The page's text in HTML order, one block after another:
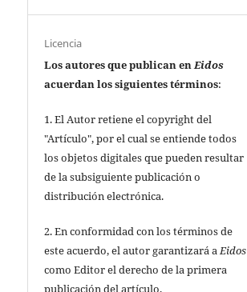
Licencia
Los autores que publican en Eidos
acuerdan los siguientes términos:
1. El Autor retiene el copyright del
"Artículo", por el cual se entiende todos
los objetos digitales que pueden resultar
de la subsiguiente publicación o
distribución electrónica.
2. En conformidad con los términos de
este acuerdo, el autor garantizará aEidos
como Editor el derecho de la primera
publicación del artículo.